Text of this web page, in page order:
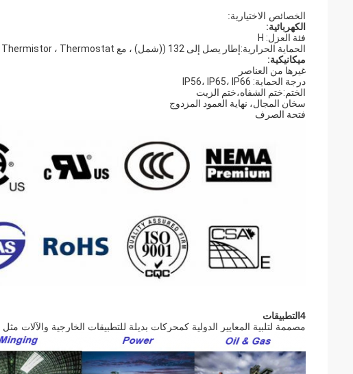
الخصائص الاختيارية:
الكهربائية:
فئة العزل: H
الحماية الحرارية:إطار يصل إلى 132 ((شمل) ، مع PTC Thermistor ، Thermostat أو PT100
ميكانيكية:
غيرها من العناصر
درجة الحماية: IP56، IP65، IP66
الختم:ختم الشفاه،ختم الزيت
سخان المجال، نهاية العمود المزدوج
فتحة الصرف
4التطبيقات
مصممة لتلبية المعايير الدولية كمحركات بديلة للتطبيقات الخارجية